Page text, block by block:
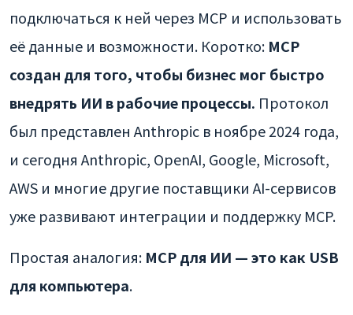
подключаться к ней через MCP и использовать
её данные и возможности. Коротко: MCP
создан для того, чтобы бизнес мог быстро
внедрять ИИ в рабочие процессы. Протокол
был представлен Anthropic в ноябре 2024 года,
и сегодня Anthropic, OpenAI, Google, Microsoft,
AWS и многие другие поставщики AI-сервисов
уже развивают интеграции и поддержку MCP.
Простая аналогия: MCP для ИИ — это как USB
для компьютера.